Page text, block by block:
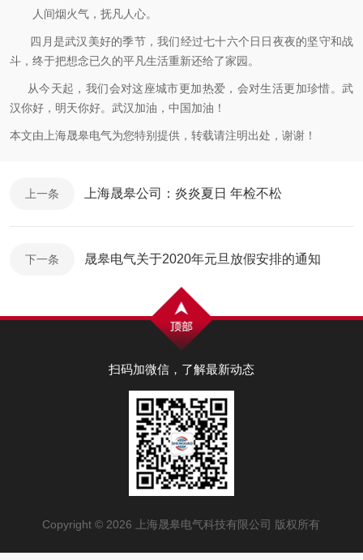
人间烟火气，抚凡人心。
四月是武汉美好的季节，我们经过七十六个日日夜夜的坚守和战
斗，终于把想念已久的平凡生活重新还给了家园。
从今天起，我们会对这座城市更加热爱，会对生活更加珍惜。 武
汉你好，明天你好。武汉加油，中国加油！
本文由上海晟皋电气为您特别提供，转载请注明出处，谢谢！
上一条 上海晟皋公司：炎炎夏日 年检不松
下一条 晟皋电气关于2020年元旦放假安排的通知
扫码加微信，了解最新动态
Copyright © 2026 上海晟皋电气科技有限公司 版权所有